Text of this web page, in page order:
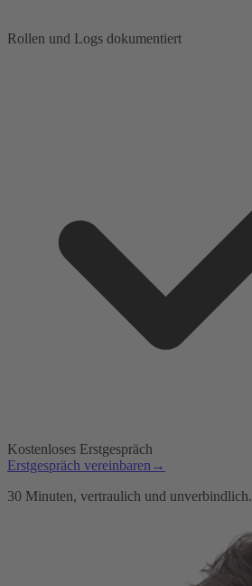
Rollen und Logs dokumentiert
Kostenloses Erstgespräch
Erstgespräch vereinbaren →
30 Minuten, vertraulich und unverbindlich.